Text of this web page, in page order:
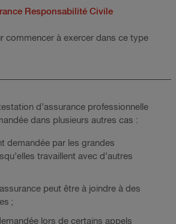
Responsabilité Civile
commencer à exercer dans ce type
d’assurance professionnelle
dans plusieurs autres cas :
demandée par les grandes
travaillent avec d’autres
peut être à joindre à des
;
lors de certains appels